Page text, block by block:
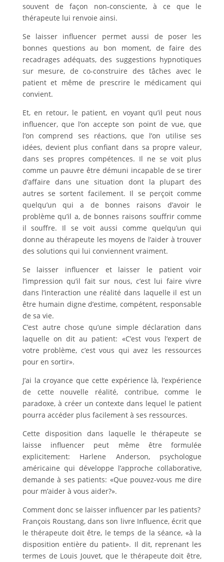
souvent de façon non-consciente, à ce que le
thérapeute lui renvoie ainsi.
Se laisser influencer permet aussi de poser les
bonnes questions au bon moment, de faire des
recadrages adéquats, des suggestions hypnotiques
sur mesure, de co-construire des tâches avec le
patient et même de prescrire le médicament qui
convient.
Et, en retour, le patient, en voyant qu’il peut nous
influencer, que l’on accepte son point de vue, que
l’on comprend ses réactions, que l’on utilise ses
idées, devient plus confiant dans sa propre valeur,
dans ses propres compétences. Il ne se voit plus
comme un pauvre être démuni incapable de se tirer
d’affaire dans une situation dont la plupart des
autres se sortent facilement. Il se perçoit comme
quelqu’un qui a de bonnes raisons d’avoir le
problème qu’il a, de bonnes raisons souffrir comme
il souffre. Il se voit aussi comme quelqu’un qui
donne au thérapeute les moyens de l’aider à trouver
des solutions qui lui conviennent vraiment.
Se laisser influencer et laisser le patient voir
l’impression qu’il fait sur nous, c’est lui faire vivre
dans l’interaction une réalité dans laquelle il est un
être humain digne d’estime, compétent, responsable
de sa vie.
C’est autre chose qu’une simple déclaration dans
laquelle on dit au patient: «C’est vous l’expert de
votre problème, c’est vous qui avez les ressources
pour en sortir».
J’ai la croyance que cette expérience là, l’expérience
de cette nouvelle réalité, contribue, comme le
paradoxe, à créer un contexte dans lequel le patient
pourra accéder plus facilement à ses ressources.
Cette disposition dans laquelle le thérapeute se
laisse influencer peut même être formulée
explicitement: Harlene Anderson, psychologue
américaine qui développe l’approche collaborative,
demande à ses patients: «Que pouvez-vous me dire
pour m’aider à vous aider?».
Comment donc se laisser influencer par les patients?
François Roustang, dans son livre Influence, écrit que
le thérapeute doit être, le temps de la séance, «à la
disposition entière du patient». Il dit, reprenant les
termes de Louis Jouvet, que le thérapeute doit être,